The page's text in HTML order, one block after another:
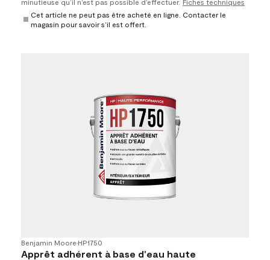
minutieuse qu’il n’est pas possible d’effectuer. Fiches techniques
Cet article ne peut pas être acheté en ligne. Contacter le
magasin pour savoir s’il est offert.
Benjamin Moore•HP1750
Apprêt adhérent à base d'eau haute